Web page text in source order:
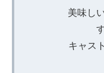
美味し
キャス